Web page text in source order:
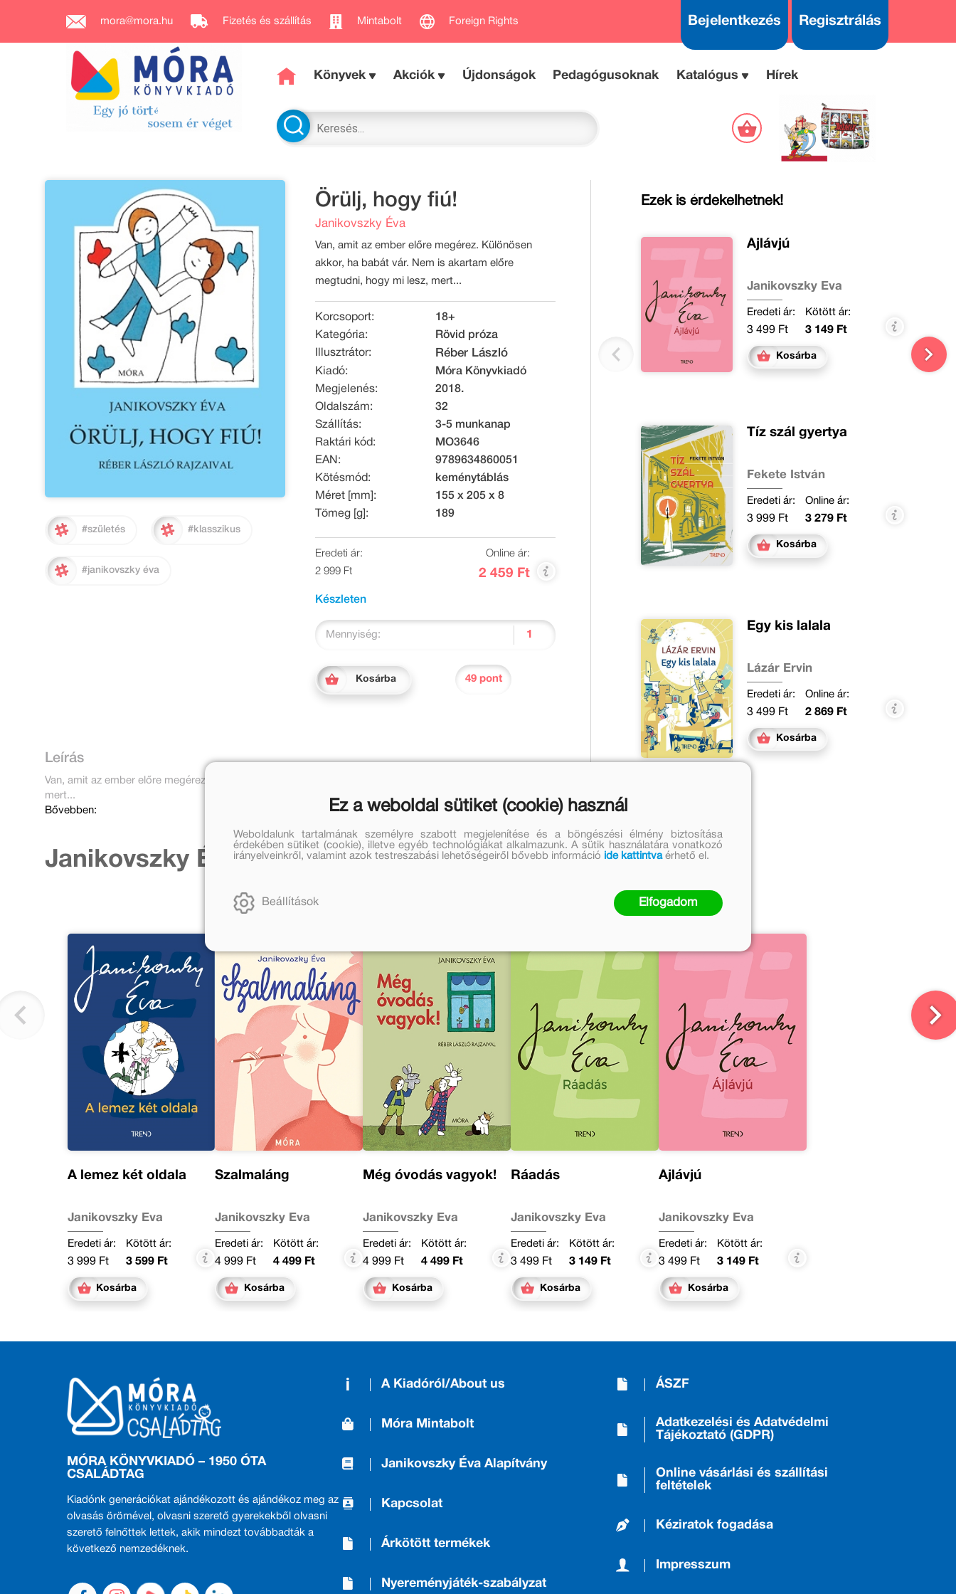
mora@mora.hu Fizetés és szállítás Mintabolt Foreign Rights Bejelentkezés Regisztrálás
Könyvek Akciók Újdonságok Pedagógusoknak Katalógus Hírek
#születés #klasszikus
#janikovszky éva
Örülj, hogy fiú!
Janikovszky Éva
Van, amit az ember előre megérez. Különösen
akkor, ha babát vár. Nem is akartam előre
megtudni, hogy mi lesz, mert...
Korcsoport:
18+
Kategória:
Rövid próza
Illusztrátor:
Réber László
Kiadó:
Móra Könyvkiadó
Megjelenés:
2018.
Oldalszám:
32
Szállítás:
3-5 munkanap
Raktári kód:
MO3646
EAN:
9789634860051
Kötésmód:
keménytáblás
Méret [mm]:
155 x 205 x 8
Tömeg [g]:
189
Eredeti ár:
2 999 Ft
Online ár:
2 459 Ft
Készleten
Mennyiség:
Kosárba 49 pont
Leírás
Van, amit az ember előre megérez. Különösen akkor, ha babát vár. Nem is akartam előre megtudni, hogy mi lesz,
mert...
Bővebben:
Ezek is érdekelhetnek!
Ájlávjú
Janikovszky Éva
Eredeti ár:
3 499 Ft
Kötött ár:
3 149 Ft
Kosárba
Tíz szál gyertya
Fekete István
Eredeti ár:
3 999 Ft
Online ár:
3 279 Ft
Kosárba
Egy kis lalala
Lázár Ervin
Eredeti ár:
3 499 Ft
Online ár:
2 869 Ft
Kosárba
Janikovszky Éva további művei Réber László további művei
A lemez két oldala
Janikovszky Éva
Eredeti ár:
3 999 Ft
Kötött ár:
3 599 Ft
Kosárba
Szalmaláng
Janikovszky Éva
Eredeti ár:
4 999 Ft
Kötött ár:
4 499 Ft
Kosárba
Még óvodás vagyok!
Janikovszky Éva
Eredeti ár:
4 999 Ft
Kötött ár:
4 499 Ft
Kosárba
Ráadás
Janikovszky Éva
Eredeti ár:
3 499 Ft
Kötött ár:
3 149 Ft
Kosárba
Ájlávjú
Janikovszky Éva
Eredeti ár:
3 499 Ft
Kötött ár:
3 149 Ft
Kosárba
MÓRA KÖNYVKIADÓ – 1950 ÓTA
CSALÁDTAG
Kiadónk generációkat ajándékozott és ajándékoz meg az
olvasás örömével, olvasni szerető gyerekekből olvasni
szerető felnőttek lettek, akik mindezt továbbadták a
következő nemzedéknek.
A Kiadóról/About us
Móra Mintabolt
Janikovszky Éva Alapítvány
Kapcsolat
Árkötött termékek
Nyereményjáték-szabályzat
ÁSZF
Adatkezelési és Adatvédelmi
Tájékoztató (GDPR)
Online vásárlási és szállítási
feltételek
Kéziratok fogadása
Impresszum
Ez a weboldal sütiket (cookie) használ
Weboldalunk tartalmának személyre szabott megjelenítése és a böngészési élmény biztosítása
érdekében sütiket (cookie), illetve egyéb technológiákat alkalmazunk. A sütik használatára vonatkozó
irányelveinkről, valamint azok testreszabási lehetőségeiről bővebb információ ide kattintvaérhető el.
Beállítások Elfogadom